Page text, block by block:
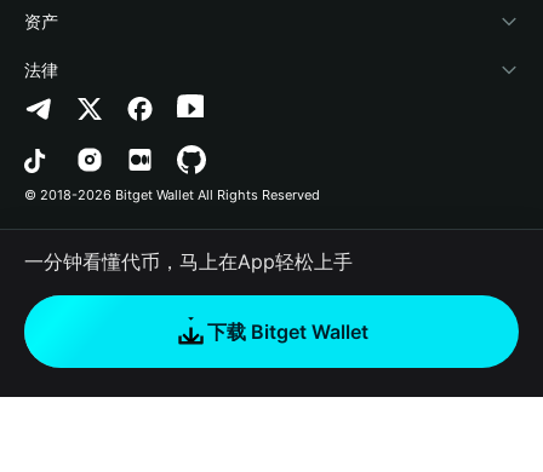
帮助中心
联系我们
品牌资源
工作机会
Crypto Swap API
山寨季指数
预测市场
DApp
RWA
如何购买加密货币
Bitget Wallet Pay
合作上架
安全防护技术
快捷买币
授权检测
合约检测
批量转账
资产
Arbitrum
Avalanche
Bitcoin
Polygon
法律
隐私协议
用户使用协议
© 2018-2026 Bitget Wallet All Rights Reserved
一分钟看懂代币，马上在App轻松上手
下载 Bitget Wallet